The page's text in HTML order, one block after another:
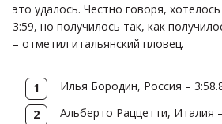
это удалось. Честно говоря,
3:59, но получилось так, как
– отметил итальянский пловец.
Илья Бородин, Россия –
Альберто Раццетти, Италия